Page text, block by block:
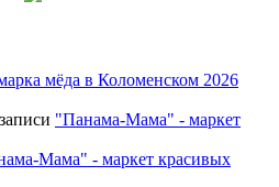
мёда в Коломенском 2026
"Панама-Мама" - маркет
Мама" - маркет красивых